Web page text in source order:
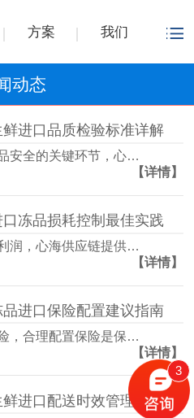
方案 我们
动态
鲜进口品质检验标准详解
安全的关键环节，心…
【详情】
口冻品损耗控制最佳实践
润，心海供应链提供…
【详情】
品进口保险配置建议指南
，合理配置保险是保…
【详情】
鲜进口配送时效管理方案
3